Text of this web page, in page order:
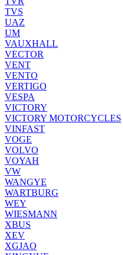
TVS
UAZ
UM
VAUXHALL
VECTOR
VENT
VENTO
VERTIGO
VESPA
VICTORY
VICTORY MOTORCYCLES
VINFAST
VOGE
VOLVO
VOYAH
VW
WANGYE
WARTBURG
WEY
WIESMANN
XBUS
XEV
XGJAO